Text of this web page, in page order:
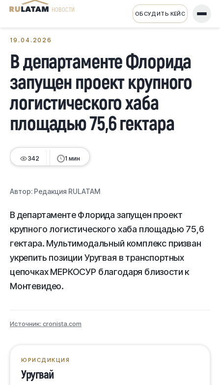
НОВОСТИ ОБСУДИТЬ КЕЙС
19.04.2026
В департаменте Флорида
запущен проект крупного
логистического хаба
площадью 75,6 гектара
342 1 мин
Автор: Редакция RULATAM
В департаменте Флорида запущен проект
крупного логистического хаба площадью 75,6
гектара. Мультимодальный комплекс призван
укрепить позиции Уругвая в транспортных
цепочках МЕРКОСУР благодаря близости к
Монтевидео.
Источник: cronista.com
ЮРИСДИКЦИЯ
Уругвай